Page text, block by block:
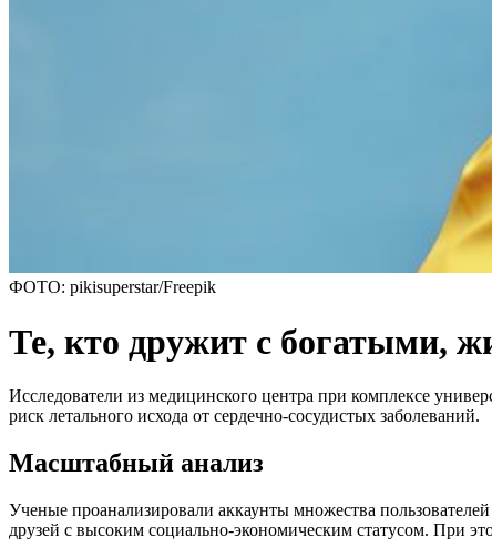
ФОТО: pikisuperstar/Freepik
Те, кто дружит с богатыми,
Исследователи из медицинского центра при комплексе
риск летального исхода от сердечно-сосудистых заболеваний.
Масштабный анализ
Ученые проанализировали аккаунты множества
друзей с высоким социально-экономическим статусом. При